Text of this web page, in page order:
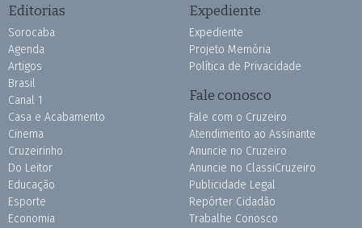
Editorias
Sorocaba
Agenda
Artigos
Brasil
Canal 1
Casa e Acabamento
Cinema
Cruzeirinho
Do Leitor
Educação
Esporte
Economia
Expediente
Expediente
Projeto Memória
Política de Privacidade
Fale conosco
Fale com o Cruzeiro
Atendimento ao Assinante
Anuncie no Cruzeiro
Anuncie no ClassiCruzeiro
Publicidade Legal
Repórter Cidadão
Trabalhe Conosco